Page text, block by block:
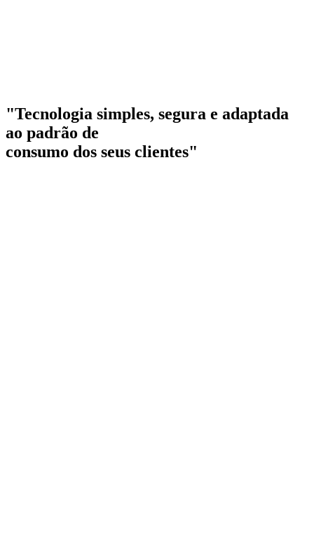
"Tecnologia simples, segura e adaptada
ao padrão de
consumo dos seus clientes"